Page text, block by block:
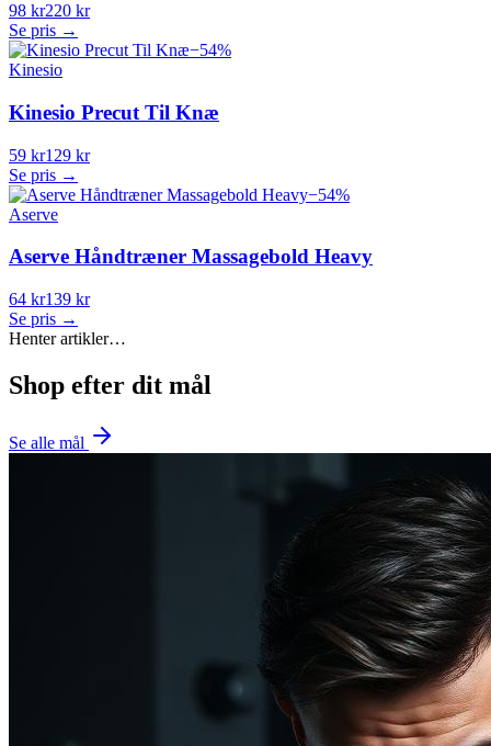
98 kr220 kr
Se pris →
−54%
Kinesio
Kinesio Precut Til Knæ
59 kr129 kr
Se pris →
−54%
Aserve
Aserve Håndtræner Massagebold Heavy
64 kr139 kr
Se pris →
Henter artikler…
Shop efter dit mål
Se alle mål